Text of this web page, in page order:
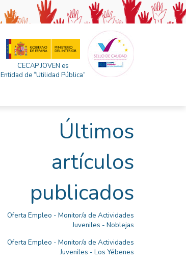
CECAP JOVEN es
Entidad de “Utilidad Pública”
Últimos
artículos
publicados
Oferta Empleo - Monitor/a de Actividades
Juveniles - Noblejas
Oferta Empleo - Monitor/a de Actividades
Juveniles - Los Yébenes